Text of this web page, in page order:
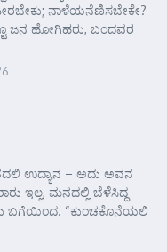
ನಾಳೆಯನೆಣಿಸಬೇಕೇ?
ಜನ ಹೋಗಿಹರು, ಬಂದವರ
ಉದ್ಯಾನ – ಅದು ಅವನ
ಇಲ್ಲ, ಮನದಲ್ಲಿ ಬೆಳೆಸಿದ್ದ
ಬಗೆಯಿಂದ. “ಕುಂಚಕೊನೆಯಲಿ